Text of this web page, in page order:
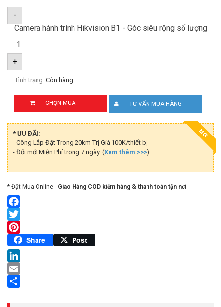
-
Camera hành trình Hikvision B1 - Góc siêu rộng số lượng
+
Tình trạng: Còn hàng
CHỌN MUA TƯ VẤN MUA HÀNG
MỚI
* ƯU ĐÃI:
- Công Lắp Đặt Trong 20km Trị Giá 100K/thiết bị
- Đổi mới Miễn Phí trong 7 ngày. (Xem thêm >>>)
* Đặt Mua Online - Giao Hàng COD kiểm hàng & thanh toán tận nơi
Facebook
Twitter
Pinterest
Share Post
LinkedIn
Email